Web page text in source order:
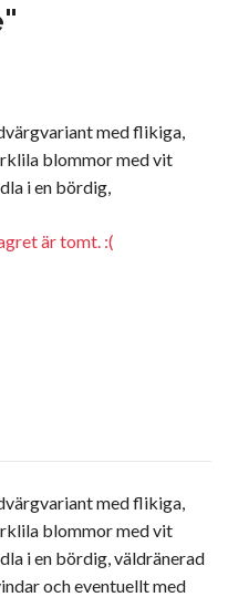
med flikiga,
blommor med vit
i en bördig,
är tomt. :(
med flikiga,
blommor med vit
i en bördig, väldränerad
och eventuellt med